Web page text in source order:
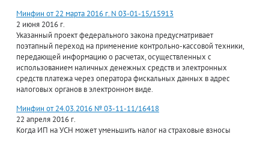
Минфин от 22 марта 2016 г. N 03-01-15/15913
2 июня 2016 г.
Указанный проект федерального закона предусматривает
поэтапный переход на применение контрольно-кассовой техники,
передающей информацию о расчетах, осуществленных с
использованием наличных денежных средств и электронных
средств платежа через оператора фискальных данных в адрес
налоговых органов в электронном виде.
Минфин от 24.03.2016 № 03-11-11/16418
22 апреля 2016 г.
Когда ИП на УСН может уменьшить налог на страховые взносы